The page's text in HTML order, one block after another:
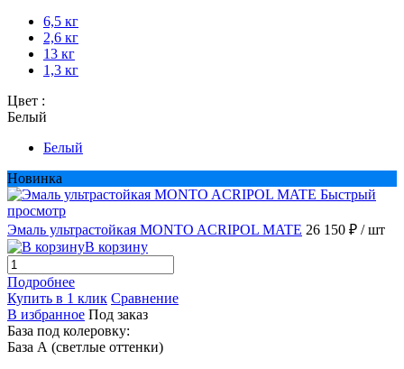
6,5 кг
2,6 кг
13 кг
1,3 кг
Цвет :
Белый
Белый
Новинка
Быстрый
просмотр
Эмаль ультрастойкая MONTO ACRIPOL MATE 26 150 ₽ / шт
В корзину
Подробнее
Купить в 1 клик Сравнение
В избранное Под заказ
База под колеровку:
База А (светлые оттенки)